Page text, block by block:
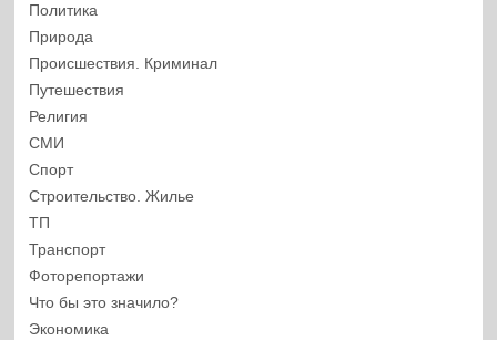
Политика
Природа
Происшествия. Криминал
Путешествия
Религия
СМИ
Спорт
Строительство. Жилье
ТП
Транспорт
Фоторепортажи
Что бы это значило?
Экономика